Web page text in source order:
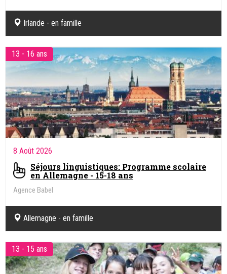
Irlande - en famille
13 - 16 ans
8 Août 2026
Séjours linguistiques: Programme scolaire
en Allemagne - 15-18 ans
Agence Babel
Allemagne - en famille
13 - 15 ans